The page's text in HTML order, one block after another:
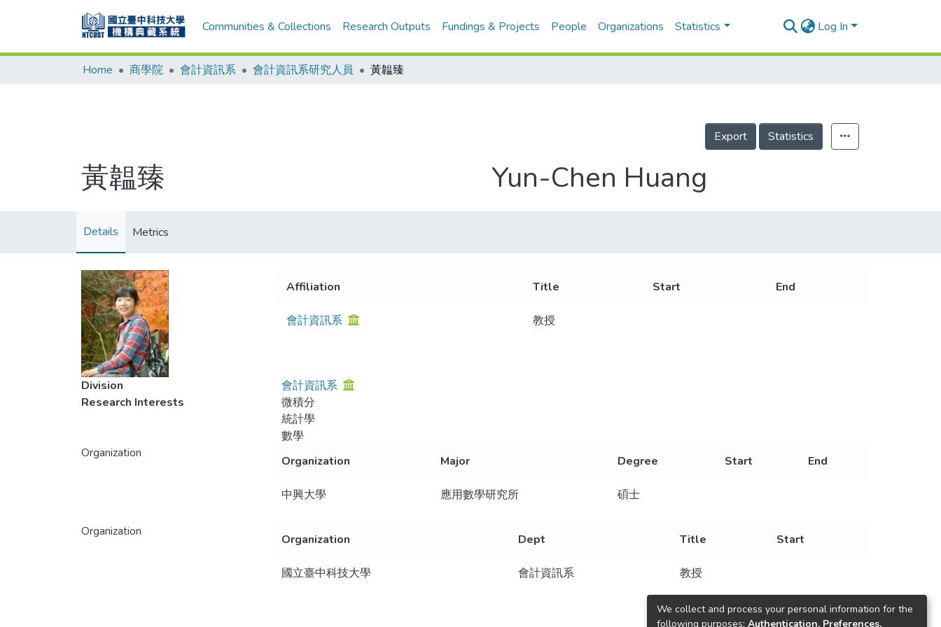
Communities & Collections Research Outputs Fundings & Projects People Organizations Statistics Log In
Home 商學院 會計資訊系 會計資訊系研究人員 黃韞臻
Export Statistics
黃韞臻 Yun-Chen Huang
Details Metrics
Affiliation Title Start End
會計資訊系 教授
Division
會計資訊系
Research Interests
微積分
統計學
數學
Organization
Organization Major Degree Start End
中興大學 應用數學研究所 碩士
Organization
Organization Dept Title Start
國立臺中科技大學 會計資訊系 教授
We collect and process your personal information for the
following purposes: Authentication, Preferences,